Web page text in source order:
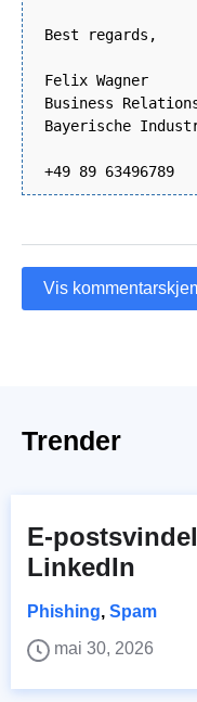
Best regards,
Felix Wagner
Business
Bayerische
+49 89 63496789
Vis
Trender
E-
LinkedIn
Phishing, Spam
mai 30, 2026